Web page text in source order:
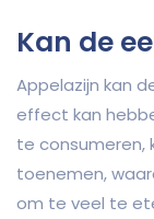
Kan de
Appelazijn kan
effect kan
te consumeren,
toenemen,
om te veel te